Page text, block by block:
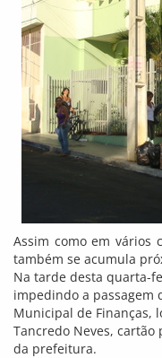
Assim como em vários
também se acumula
Na tarde desta quarta-
impedindo a passagem
Municipal de Finanças,
Tancredo Neves, cartão
da prefeitura.